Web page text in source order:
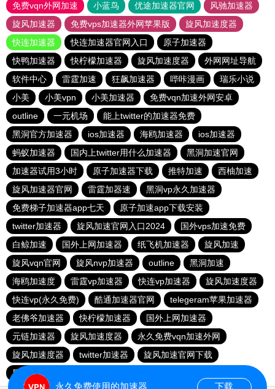
免费vqn外网加速
小蓝鸟 优途加速器官网
风驰加速器
旋风加速器
免费vps加速器外网苹果版
旋风加速度器
快连加速器
快连加速器官网入口
原子加速器
快鸭加速器
快柠檬加速器 旋风加速度器
外网网址导航
软件中心
雷霆加速 狂飙加速器 哔咔漫画
瑞乐小说
小美
小美vpn 小美加速器
免费vqn加速外网安卓
outline
一元机场
能上twitter的加速器免费
黑洞官方加速器
ios加速器 海鸥加速器
ios加速器
蚂蚁加速器
国内上twitter用什么加速器
黑洞加速官网
加速器试用3小时
原子加速器下载 推特加速
西柚加速
旋风加速器官网
雷霆加器速
黑洞vp永久加速器
免费梯子加速器app七天
原子加速app下载安装
twitter加速器
旋风加速官网入口2024
国外vps加速免费
白鲸加速
国外上网加速器 纸飞机加速器
旋风加速
旋风vqn官网
旋风nvp加速器 outline
黑洞加速
海鸥加速度
雷霆vp加速器 快连vp加速器
旋风加速度器
快连vp(永久免费)
酷通加速器官网
telegeram苹果加速器
老佛爷加速器
快柠檬加速器
国外上网加速器
元链加速器
旋风加速度器
永久免费vqn加速外网
旋风加速度器
twitter加速器
旋风加速官网下载
黑洞海外npv加速梯子
永久免费使用的加速器 下载